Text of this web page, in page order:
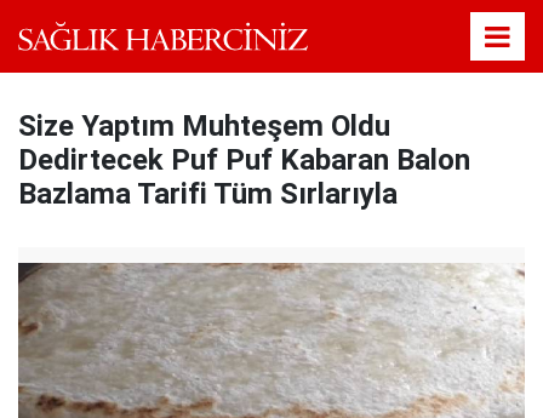
Size Yaptım Muhteşem Oldu
Dedirtecek Puf Puf Kabaran Balon
Bazlama Tarifi Tüm Sırlarıyla